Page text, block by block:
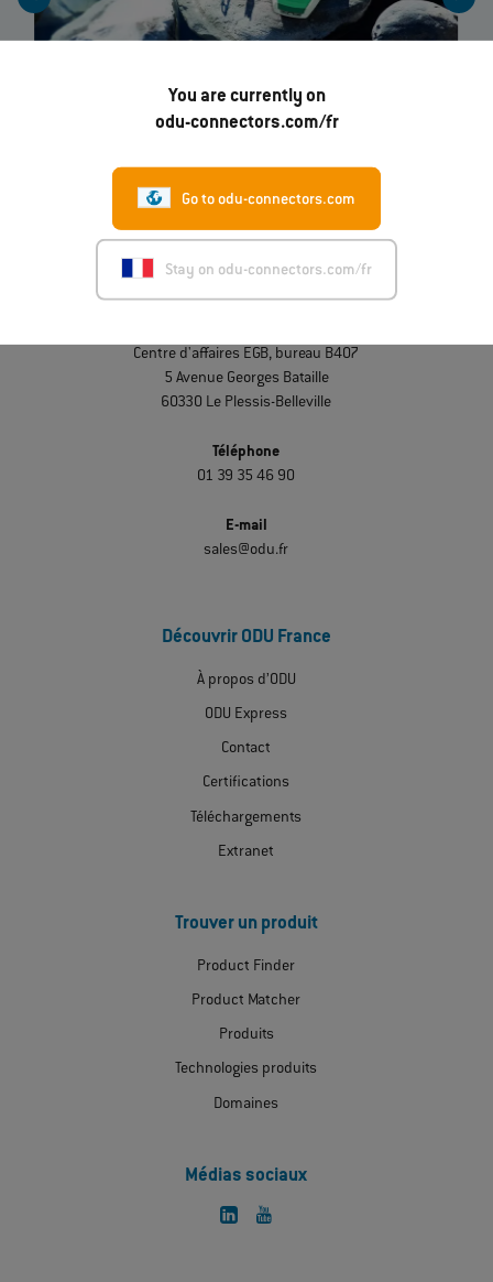
You are currently on
odu-connectors.com/fr
Go to odu-connectors.com
Stay on odu-connectors.com/fr
Centre d'affaires EGB, bureau B407
5 Avenue Georges Bataille
60330 Le Plessis-Belleville
Téléphone
01 39 35 46 90
E-mail
sales@odu.fr
Découvrir ODU France
À propos d’ODU
ODU Express
Contact
Certifications
Téléchargements
Extranet
Trouver un produit
Product Finder
Product Matcher
Produits
Technologies produits
Domaines
Médias sociaux